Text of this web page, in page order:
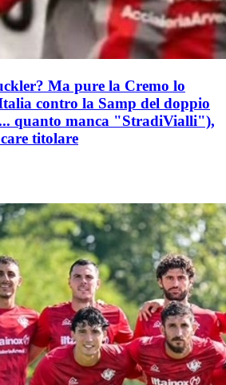
Ma pure la Cremo lo
contro la Samp del doppio
quanto manca "StradiVialli"),
titolare